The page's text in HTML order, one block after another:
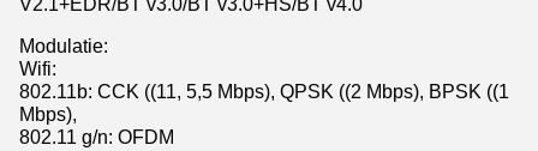
V2.1+EDR/BT v3.0/BT v3.0+HS/BT v4.0
Modulatie:
Wifi:
802.11b: CCK ((11, 5,5 Mbps), QPSK ((2 Mbps), BPSK ((1
Mbps),
802.11 g/n: OFDM